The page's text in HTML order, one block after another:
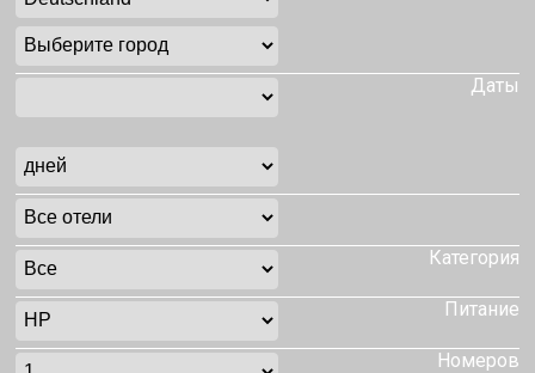
Даты
Категория
Питание
Номеров